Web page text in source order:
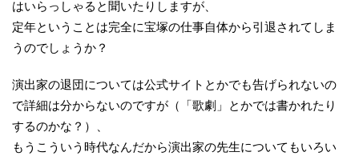
はいらっしゃると聞いたりしますが、
定年ということは完全に宝塚の仕事自体から引退されてしま
うのでしょうか？
演出家の退団については公式サイトとかでも告げられないの
で詳細は分からないのですが（「歌劇」とかでは書かれたり
するのかな？）、
もうこういう時代なんだから演出家の先生についてもいろい